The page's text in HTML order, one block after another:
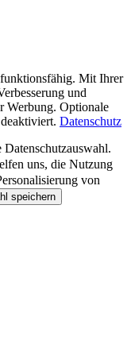
Mit Ihrer
und
Werbung. Optionale
Datenschutz
uns, die Nutzung
von
speichern